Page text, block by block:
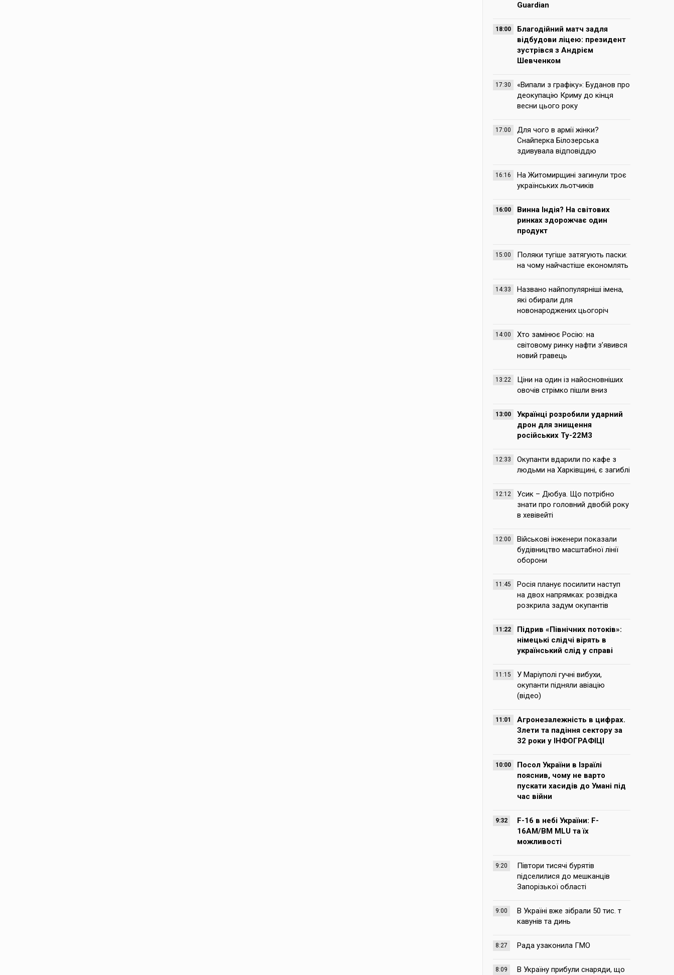
Guardian
18:00
Благодійний матч задля
відбудови ліцею: президент
зустрівся з Андрієм
Шевченком
17:30
«Випали з графіку»: Буданов про
деокупацію Криму до кінця
весни цього року
17:00
Для чого в армії жінки?
Снайперка Білозерська
здивувала відповіддю
16:16
На Житомирщині загинули троє
українських льотчиків
16:00
Винна Індія? На світових
ринках здорожчає один
продукт
15:00
Поляки тугіше затягують паски:
на чому найчастіше економлять
14:33
Названо найпопулярніші імена,
які обирали для
новонароджених цьогоріч
14:00
Хто замінює Росію: на
світовому ринку нафти з’явився
новий гравець
13:22
Ціни на один із найосновніших
овочів стрімко пішли вниз
13:00
Українці розробили ударний
дрон для знищення
російських Ту-22М3
12:33
Окупанти вдарили по кафе з
людьми на Харківщині, є загиблі
12:12
Усик – Дюбуа. Що потрібно
знати про головний двобій року
в хевівейті
12:00
Військові інженери показали
будівництво масштабної лінії
оборони
11:45
Росія планує посилити наступ
на двох напрямках: розвідка
розкрила задум окупантів
11:22
Підрив «Північних потоків»:
німецькі слідчі вірять в
український слід у справі
11:15
У Маріуполі гучні вибухи,
окупанти підняли авіацію
(відео)
11:01
Агронезалежність в цифрах.
Злети та падіння сектору за
32 роки у ІНФОГРАФІЦІ
10:00
Посол України в Ізраїлі
пояснив, чому не варто
пускати хасидів до Умані під
час війни
9:32
F-16 в небі України: F-
16AM/BM MLU та їх
можливості
9:20
Півтори тисячі бурятів
підселилися до мешканців
Запорізької області
9:00
В Україні вже зібрали 50 тис. т
кавунів та динь
8:27 Рада узаконила ГМО
8:09 В Україну прибули снаряди, що